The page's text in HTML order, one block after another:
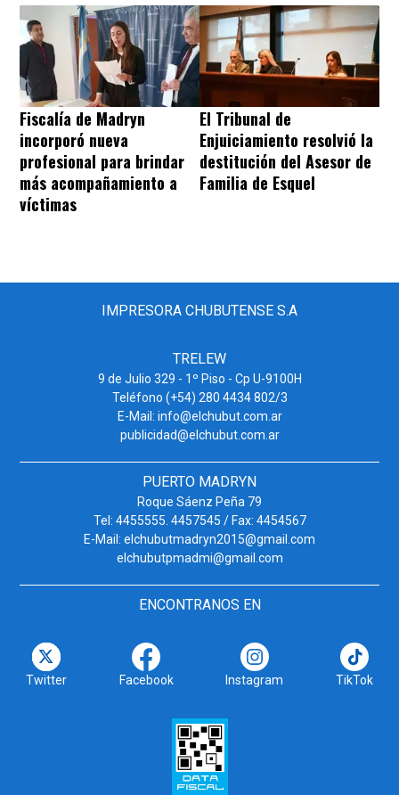
Fiscalía de Madryn
incorporó nueva
profesional para brindar
más acompañamiento a
víctimas
El Tribunal de
Enjuiciamiento resolvió la
destitución del Asesor de
Familia de Esquel
IMPRESORA CHUBUTENSE S.A
TRELEW
9 de Julio 329 - 1º Piso - Cp U-9100H
Teléfono (+54) 280 4434 802/3
E-Mail: info@elchubut.com.ar
publicidad@elchubut.com.ar
PUERTO MADRYN
Roque Sáenz Peña 79
Tel: 4455555. 4457545 / Fax: 4454567
E-Mail: elchubutmadryn2015@gmail.com
elchubutpmadmi@gmail.com
ENCONTRANOS EN
Twitter Facebook Instagram TikTok